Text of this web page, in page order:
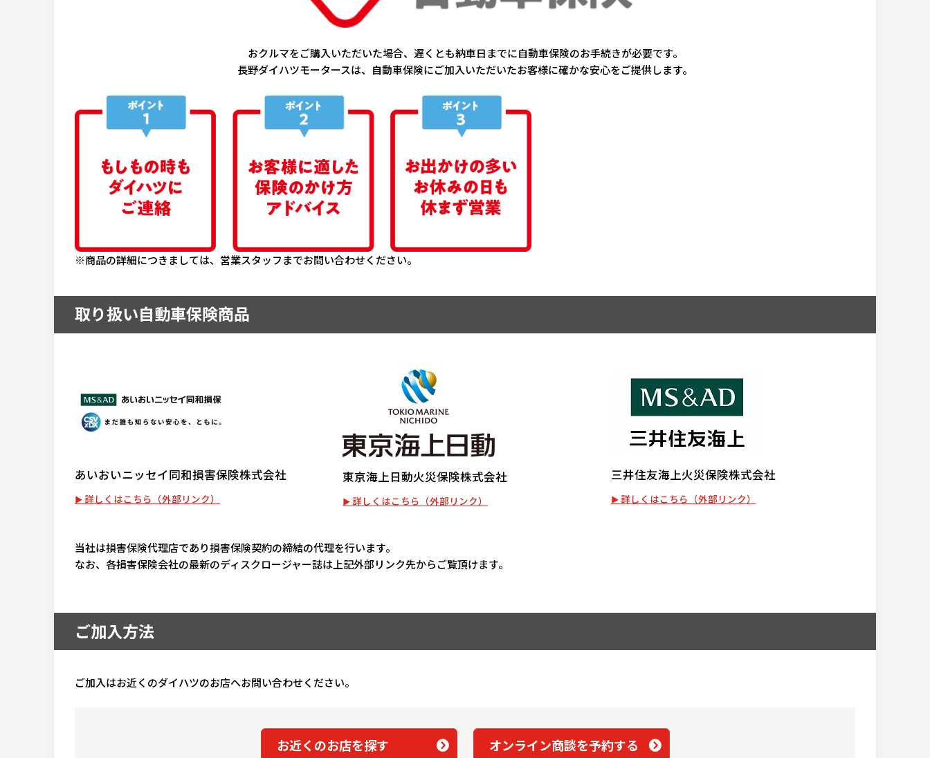
おクルマをご購入いただいた場合、遅くとも納車日までに自動車保険のお手続きが必要です。
長野ダイハツモータースは、自動車保険にご加入いただいたお客様に確かな安心をご提供します。
※商品の詳細につきましては、営業スタッフまでお問い合わせください。
取り扱い自動車保険商品
あいおいニッセイ同和損害保険株式会社
詳しくはこちら（外部リンク）
東京海上日動火災保険株式会社
詳しくはこちら（外部リンク）
三井住友海上火災保険株式会社
詳しくはこちら（外部リンク）
当社は損害保険代理店であり損害保険契約の締結の代理を行います。
なお、各損害保険会社の最新のディスクロージャー誌は上記外部リンク先からご覧頂けます。
ご加入方法
ご加入はお近くのダイハツのお店へお問い合わせください。
お近くのお店を探す オンライン商談を予約する